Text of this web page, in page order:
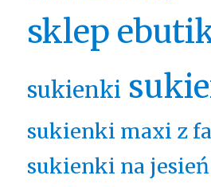
sklep
sukienki
sukienki maxi z
sukienki na jesień